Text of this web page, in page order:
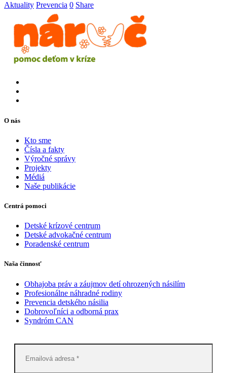
Aktuality Prevencia 0 Share
O nás
Kto sme
Čísla a fakty
Výročné správy
Projekty
Médiá
Naše publikácie
Centrá pomoci
Detské krízové centrum
Detské advokačné centrum
Poradenské centrum
Naša činnosť
Obhajoba práv a záujmov detí ohrozených násilím
Profesionálne náhradné rodiny
Prevencia detského násilia
Dobrovoľníci a odborná prax
Syndróm CAN